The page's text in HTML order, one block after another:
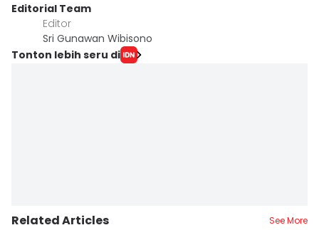
Editorial Team
Editor
Sri Gunawan Wibisono
Tonton lebih seru di
Related Articles See More